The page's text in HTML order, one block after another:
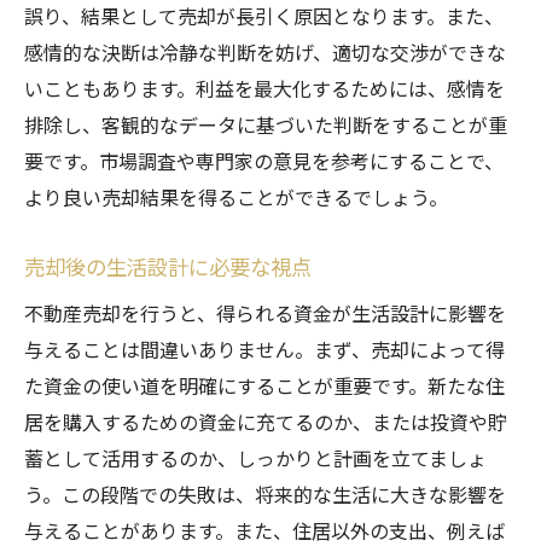
誤り、結果として売却が長引く原因となります。また、
感情的な決断は冷静な判断を妨げ、適切な交渉ができな
いこともあります。利益を最大化するためには、感情を
排除し、客観的なデータに基づいた判断をすることが重
要です。市場調査や専門家の意見を参考にすることで、
より良い売却結果を得ることができるでしょう。
売却後の生活設計に必要な視点
不動産売却を行うと、得られる資金が生活設計に影響を
与えることは間違いありません。まず、売却によって得
た資金の使い道を明確にすることが重要です。新たな住
居を購入するための資金に充てるのか、または投資や貯
蓄として活用するのか、しっかりと計画を立てましょ
う。この段階での失敗は、将来的な生活に大きな影響を
与えることがあります。また、住居以外の支出、例えば